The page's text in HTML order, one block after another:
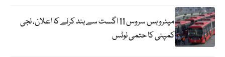
میٹرو بس سروس 11 اگست سے بند کرنے کا اعلان، نجی
کمپنی کا حتمی نوٹس